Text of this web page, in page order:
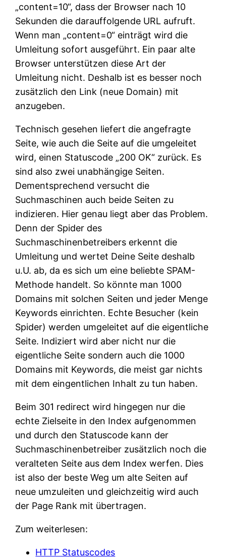
„content=10“, dass der Browser nach 10
Sekunden die darauffolgende URL aufruft.
Wenn man „content=0“ einträgt wird die
Umleitung sofort ausgeführt. Ein paar alte
Browser unterstützen diese Art der
Umleitung nicht. Deshalb ist es besser noch
zusätzlich den Link (neue Domain) mit
anzugeben.
Technisch gesehen liefert die angefragte
Seite, wie auch die Seite auf die umgeleitet
wird, einen Statuscode „200 OK“ zurück. Es
sind also zwei unabhängige Seiten.
Dementsprechend versucht die
Suchmaschinen auch beide Seiten zu
indizieren. Hier genau liegt aber das Problem.
Denn der Spider des
Suchmaschinenbetreibers erkennt die
Umleitung und wertet Deine Seite deshalb
u.U. ab, da es sich um eine beliebte SPAM-
Methode handelt. So könnte man 1000
Domains mit solchen Seiten und jeder Menge
Keywords einrichten. Echte Besucher (kein
Spider) werden umgeleitet auf die eigentliche
Seite. Indiziert wird aber nicht nur die
eigentliche Seite sondern auch die 1000
Domains mit Keywords, die meist gar nichts
mit dem eingentlichen Inhalt zu tun haben.
Beim 301 redirect wird hingegen nur die
echte Zielseite in den Index aufgenommen
und durch den Statuscode kann der
Suchmaschinenbetreiber zusätzlich noch die
veralteten Seite aus dem Index werfen. Dies
ist also der beste Weg um alte Seiten auf
neue umzuleiten und gleichzeitig wird auch
der Page Rank mit übertragen.
Zum weiterlesen:
HTTP Statuscodes